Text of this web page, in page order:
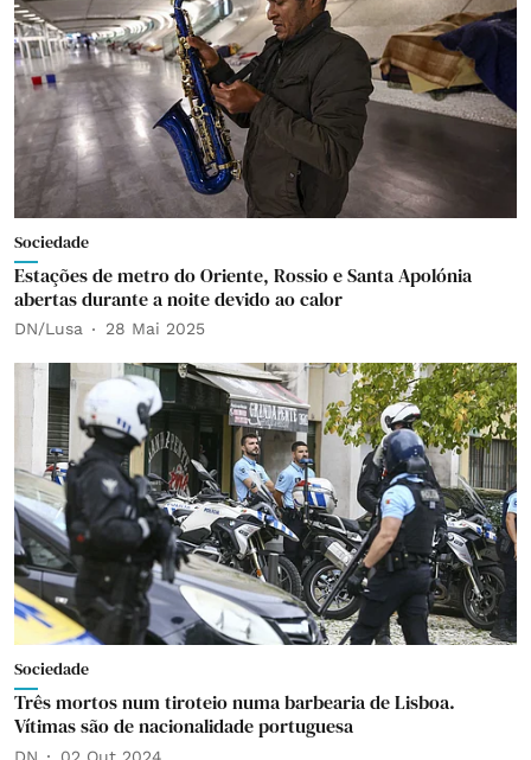
Sociedade
Estações de metro do Oriente, Rossio e Santa Apolónia
abertas durante a noite devido ao calor
DN/Lusa 28 Mai 2025
Sociedade
Três mortos num tiroteio numa barbearia de Lisboa.
Vítimas são de nacionalidade portuguesa
DN 02 Out 2024